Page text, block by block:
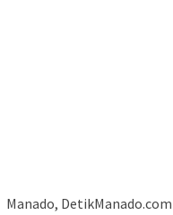
Manado,